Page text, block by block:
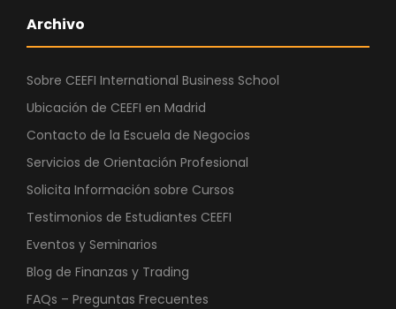
Archivo
Sobre CEEFI International Business School
Ubicación de CEEFI en Madrid
Contacto de la Escuela de Negocios
Servicios de Orientación Profesional
Solicita Información sobre Cursos
Testimonios de Estudiantes CEEFI
Eventos y Seminarios
Blog de Finanzas y Trading
FAQs – Preguntas Frecuentes